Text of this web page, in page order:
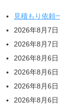
見積もり依頼
2026年8月7
2026年8月7
2026年8月6
2026年8月6
2026年8月6
2026年8月6